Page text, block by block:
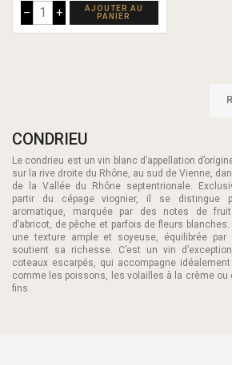
– +
AJOUTER AU
PANIER
CONDRIEU
Le condrieu est un vin blanc d’appellation
sur la rive droite du Rhône, au sud de Vienne,
de la Vallée du Rhône septentrionale.
partir du cépage viognier, il se distingue
aromatique, marquée par des notes de
d’abricot, de pêche et parfois de fleurs
une texture ample et soyeuse, équilibrée par
soutient sa richesse. C’est un vin
coteaux escarpés, qui accompagne
comme les poissons, les volailles à la crème ou
fins.